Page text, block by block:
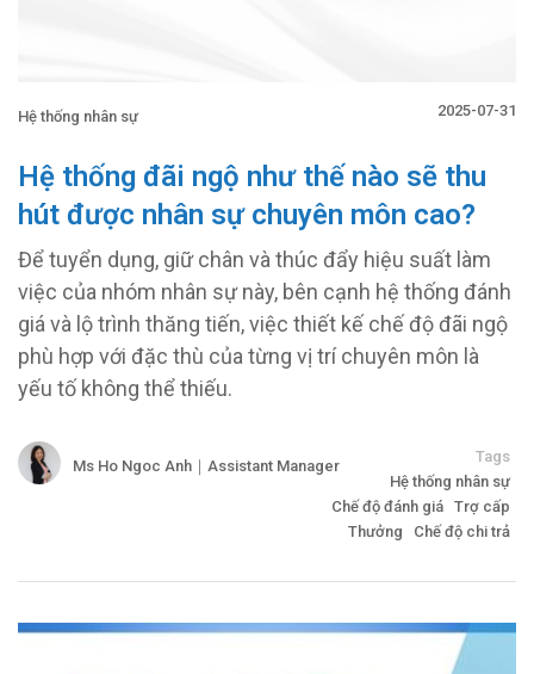
Hệ thống nhân sự 2025-07-31
Hệ thống đãi ngộ như thế nào sẽ thu
hút được nhân sự chuyên môn cao?
Để tuyển dụng, giữ chân và thúc đẩy hiệu suất làm
việc của nhóm nhân sự này, bên cạnh hệ thống đánh
giá và lộ trình thăng tiến, việc thiết kế chế độ đãi ngộ
phù hợp với đặc thù của từng vị trí chuyên môn là
yếu tố không thể thiếu.
Ms Ho Ngoc Anh｜Assistant Manager
Tags
Hệ thống nhân sự
Chế độ đánh giá Trợ cấp
Thưởng
Chế độ chi trả